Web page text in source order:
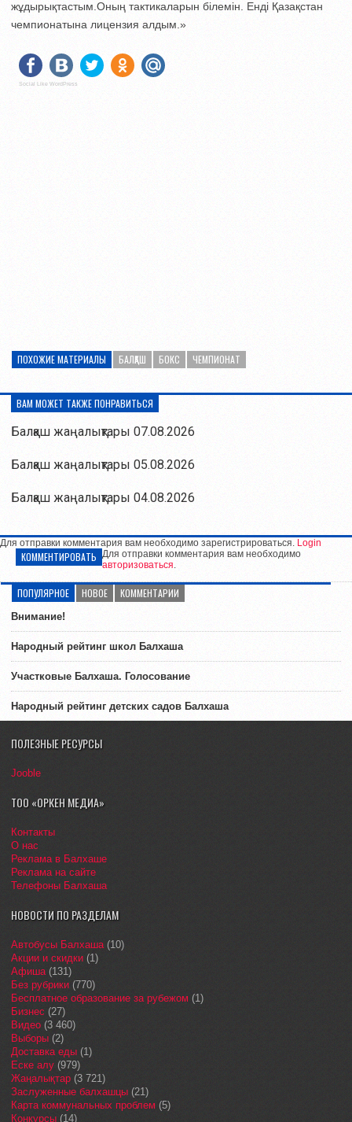
жұдырықтастым.Оның тактикаларын білемін. Енді Қазақстан
чемпионатына лицензия алдым.»
Social Like WordPress
ПОХОЖИЕ МАТЕРИАЛЫ БАЛҚАШ БОКС ЧЕМПИОНАТ
ВАМ МОЖЕТ ТАКЖЕ ПОНРАВИТЬСЯ
Балқаш жаңалықтары 07.08.2026
Балқаш жаңалықтары 05.08.2026
Балқаш жаңалықтары 04.08.2026
Для отправки комментария вам необходимо зарегистрироваться. Login
КОММЕНТИРОВАТЬ Для отправки комментария вам необходимо
авторизоваться.
ПОПУЛЯРНОЕ НОВОЕ КОММЕНТАРИИ
Внимание!
Народный рейтинг школ Балхаша
Участковые Балхаша. Голосование
Народный рейтинг детских садов Балхаша
ПОЛЕЗНЫЕ РЕСУРСЫ
Jooble
ТОО «ОРКЕН МЕДИА»
Контакты
О нас
Реклама в Балхаше
Реклама на сайте
Телефоны Балхаша
НОВОСТИ ПО РАЗДЕЛАМ
Автобусы Балхаша(10)
Акции и скидки (1)
Афиша(131)
Без рубрики (770)
Бесплатное образование за рубежом (1)
Бизнес (27)
Видео (3 460)
Выборы (2)
Доставка еды (1)
Еске алу (979)
Жаңалықтар (3 721)
Заслуженные балхашцы (21)
Карта коммунальных проблем (5)
Конкурсы (14)